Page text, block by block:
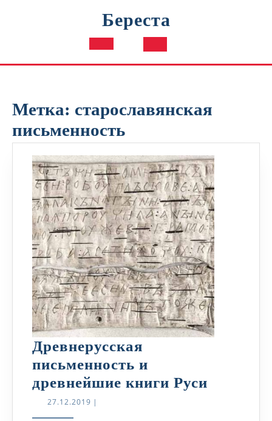
Береста
Кнопка
Метка: старославянская
письменность
Древнерусская
письменность и
древнейшие книги Руси
27.12.2019 27.12.2019
|